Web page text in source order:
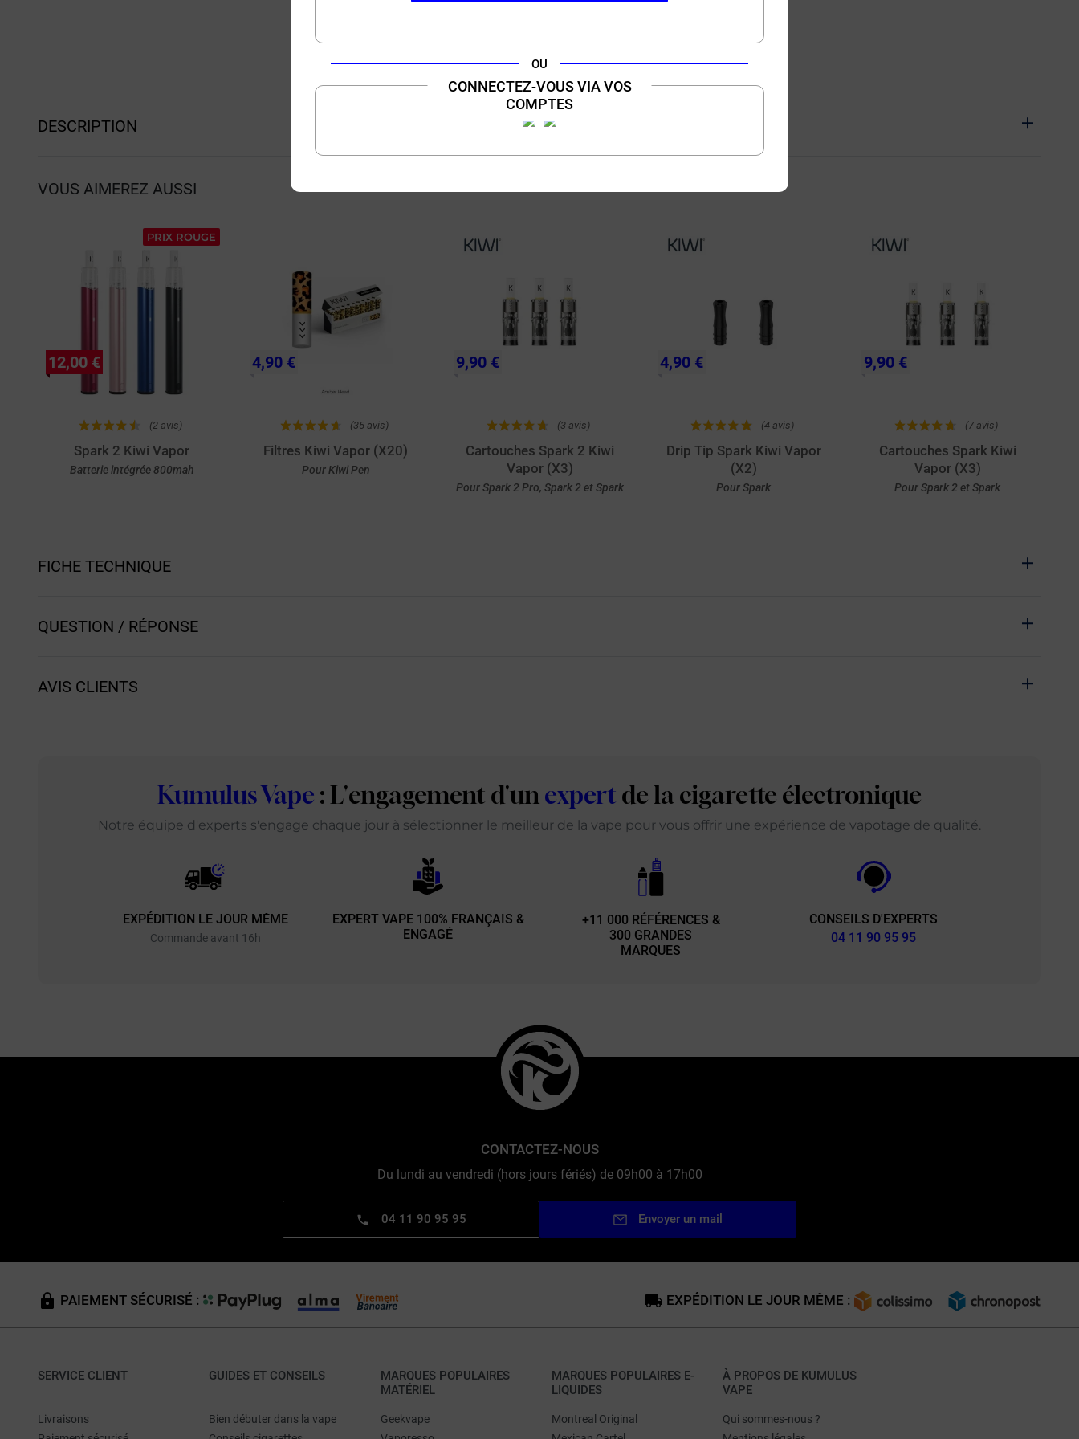
OU
CONNECTEZ-VOUS VIA VOS
COMPTES
DESCRIPTION
VOUS AIMEREZ AUSSI
PRIX ROUGE
(2 avis)
Spark 2 Kiwi Vapor
Batterie intégrée 800mah
12,00 €
(35 avis)
Filtres Kiwi Vapor (X20)
Pour Kiwi Pen
4,90 €
(3 avis)
Cartouches Spark 2 Kiwi
Vapor (X3)
Pour Spark 2 Pro, Spark 2 et Spark
9,90 €
(4 avis)
Drip Tip Spark Kiwi Vapor
(X2)
Pour Spark
4,90 €
(7 avis)
Cartouches Spark Kiwi
Vapor (X3)
Pour Spark 2 et Spark
9,90 €
FICHE TECHNIQUE
QUESTION / RÉPONSE
AVIS CLIENTS
Kumulus Vape : L'engagement d'un expert de la cigarette électronique
Notre équipe d'experts s'engage chaque jour à sélectionner le meilleur de la vape pour vous offrir une expérience de vapotage de qualité.
EXPÉDITION LE JOUR MÊME
Commande avant 16h
EXPERT VAPE 100% FRANÇAIS &
ENGAGÉ
+11 000 RÉFÉRENCES &
300 GRANDES
MARQUES
CONSEILS D'EXPERTS
04 11 90 95 95
CONTACTEZ-NOUS
Du lundi au vendredi (hors jours fériés) de 09h00 à 17h00
04 11 90 95 95 Envoyer un mail
PAIEMENT SÉCURISÉ : EXPÉDITION LE JOUR MÊME :
SERVICE CLIENT
Livraisons
GUIDES ET CONSEILS
Bien débuter dans la vape
MARQUES POPULAIRES
MATÉRIEL
Geekvape
MARQUES POPULAIRES E-
LIQUIDES
Montreal Original
À PROPOS DE KUMULUS
VAPE
Qui sommes-nous ?